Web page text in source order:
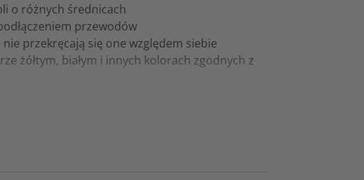
o różnych średnicach
przewodów
przekręcają się one względem siebie
żółtym, białym i innych kolorach zgodnych z